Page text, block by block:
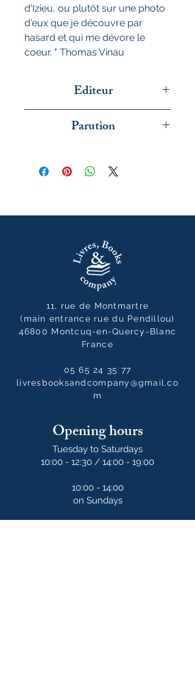
d'Izieu, ou plutôt sur une photo
d'eux que je découvre par
hasard et qui me dévore le
coeur. " Thomas Vinau
Editeur
Parution
11, rue de Montmartre
(main entrance rue du Pendillou)
46800 Montcuq-en-Quercy-Blanc
France
05 65 24 35 77
livresbooksandcompany@gmail.co
m
Opening hours
Tuesday to Saturdays
10:00 - 12:30 / 14:00 - 19:00
10:00 - 14:00
on Sundays